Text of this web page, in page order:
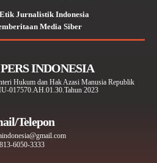
Jurnalistik Indonesia
Media Siber
INDONESIA
Hukum dan Hak Azasi Manusia Republik
017570.AH.01.30.Tahun 2023
Telepon
6050-3333